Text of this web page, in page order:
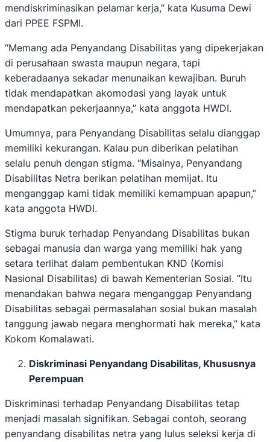
mendiskriminasikan pelamar kerja,” kata Kusuma Dewi
dari PPEE FSPMI.
“Memang ada Penyandang Disabilitas yang dipekerjakan
di perusahaan swasta maupun negara, tapi
keberadaanya sekadar menunaikan kewajiban. Buruh
tidak mendapatkan akomodasi yang layak untuk
mendapatkan pekerjaannya,” kata anggota HWDI.
Umumnya, para Penyandang Disabilitas selalu dianggap
memiliki kekurangan. Kalau pun diberikan pelatihan
selalu penuh dengan stigma. “Misalnya, Penyandang
Disabilitas Netra berikan pelatihan memijat. Itu
menganggap kami tidak memiliki kemampuan apapun,”
kata anggota HWDI.
Stigma buruk terhadap Penyandang Disabilitas bukan
sebagai manusia dan warga yang memiliki hak yang
setara terlihat dalam pembentukan KND (Komisi
Nasional Disabilitas) di bawah Kementerian Sosial. “Itu
menandakan bahwa negara menganggap Penyandang
Disabilitas sebagai permasalahan sosial bukan masalah
tanggung jawab negara menghormati hak mereka,” kata
Kokom Komalawati.
Diskriminasi Penyandang Disabilitas, Khususnya
Perempuan
Diskriminasi terhadap Penyandang Disabilitas tetap
menjadi masalah signifikan. Sebagai contoh, seorang
penyandang disabilitas netra yang lulus seleksi kerja di